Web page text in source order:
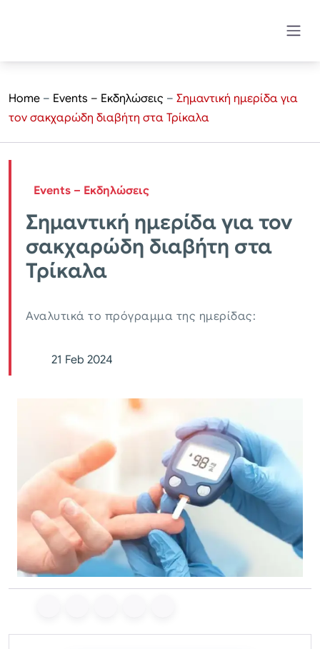
Home – Events – Εκδηλώσεις – Σημαντική ημερίδα για
τον σακχαρώδη διαβήτη στα Τρίκαλα
Events – Εκδηλώσεις
Σημαντική ημερίδα για τον
σακχαρώδη διαβήτη στα
Τρίκαλα
Αναλυτικά το πρόγραμμα της ημερίδας:
21 Feb 2024